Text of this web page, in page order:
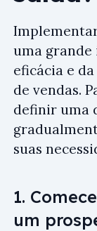
uma grande
eficácia e
de vendas.
definir uma
suas
1.
um